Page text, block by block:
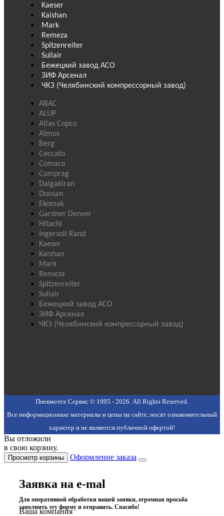
Kaeser
Kaishan
Mark
Remeza
Spitzenreiter
Sullair
Бежецкий завод АСО
ЗИФ Арсенал
ЧКЗ (Челябинский компрессорный завод)
ABAC
ALUP
Atlas Copco
Atmos
Berg
Ceccato
Comaro
Comprag
Dalgakiran
Doosan
Ekomak
Gardner Denver
Hitachi
Ingersoll Rand
Kaeser
Kaishan
Mark
Remeza
Spitzenreiter
Sullair
Бежецкий завод АСО
ЗИФ Арсенал
ЧКЗ (Челябинский компрессорный завод)
Пневмотех Сервис © 1995 - 2026. All Rights Reserved.
Все информационные материалы и цены на сайте, носят ознакомительный
характер и не являются публичной офертой!
Вы отложили
в свою корзину.
Просмотр корзины Оформление заказа
Заявка на e-mal
Для оперативной обработки вашей заявки, огромная просьба
заполнить эту форму и отправить. Спасибо!
Ваша компания